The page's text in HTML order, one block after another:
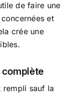
de faire une
et
crée une
complète
rempli sauf la